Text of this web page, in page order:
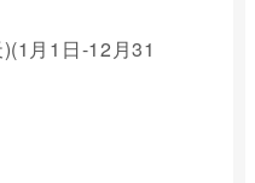
月1日-12月31